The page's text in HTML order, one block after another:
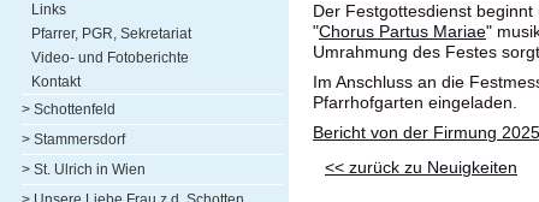
Links
Pfarrer, PGR, Sekretariat
Video- und Fotoberichte
Kontakt
> Schottenfeld
> Stammersdorf
> St. Ulrich in Wien
Der Festgottesdienst
"Chorus Partus Mariae"
Umrahmung des Festes
Im Anschluss an die
Pfarrhofgarten eingeladen.
Bericht von der Firmung 2025
<< zurück zu Neuigkeiten